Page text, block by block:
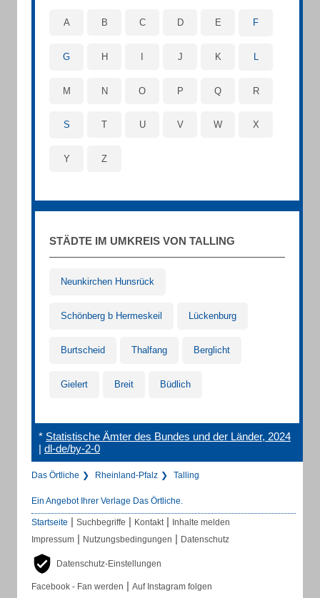
A B C D E F
G H J K L
M N O P Q R
S T U V W X
Y Z
STÄDTE IM UMKREIS VON TALLING
Neunkirchen Hunsrück
Schönberg b Hermeskeil Lückenburg
Burtscheid Thalfang Berglicht
Gielert Breit Büdlich
* Statistische Ämter des Bundes und der Länder, 2024
| dl-de/by-2-0
Das Örtliche Rheinland-Pfalz Talling
Ein Angebot Ihrer Verlage Das Örtliche.
Startseite | Suchbegriffe | Kontakt | Inhalte melden
Impressum | Nutzungsbedingungen | Datenschutz
Datenschutz-Einstellungen
Facebook - Fan werden | Auf Instagram folgen